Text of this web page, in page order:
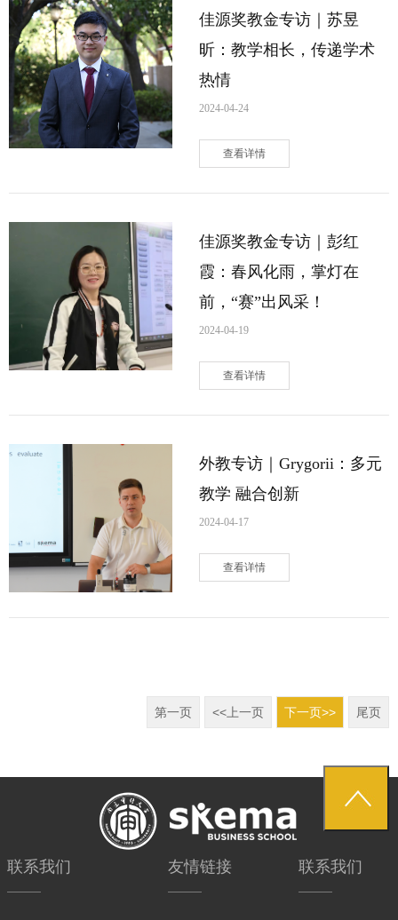
佳源奖教金专访｜苏昱
昕：教学相长，传递学术
热情
2024-04-24
查看详情
佳源奖教金专访｜彭红
霞：春风化雨，掌灯在
前，“赛”出风采！
2024-04-19
查看详情
外教专访｜Grygorii：多元
教学 融合创新
2024-04-17
查看详情
第一页 <<上一页 下一页>> 尾页
联系我们 友情链接 联系我们